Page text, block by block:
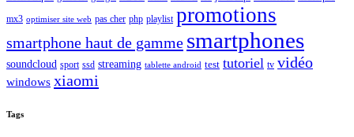
mx3 optimiser site web pas cher php playlist promotions
smartphone haut de gamme smartphones
soundcloud sport ssd streaming tablette android test tutoriel tv vidéo
windows xiaomi
Tags